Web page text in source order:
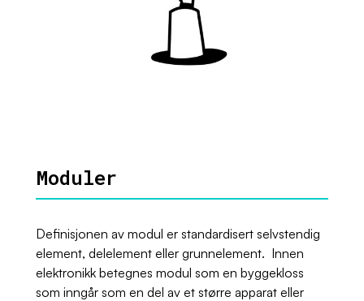
Moduler
Definisjonen av modul er standardisert selvstendig
element, delelement eller grunnelement. Innen
elektronikk betegnes modul som en byggekloss
som inngår som en del av et større apparat eller